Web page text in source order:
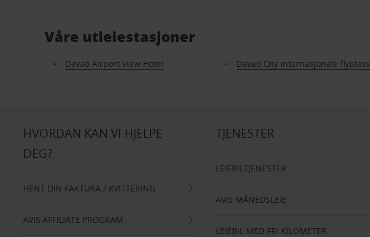
Våre utleiestasjoner
Davao Airport View Hotel Davao City internasjonale flyplass
HVORDAN KAN VI HJELPE
DEG?
HENT DIN FAKTURA / KVITTERING
AVIS AFFILIATE PROGRAM
TJENESTER
LEIEBILTJENESTER
AVIS MÅNEDSLEIE
LEIEBIL MED FRI KILOMETER